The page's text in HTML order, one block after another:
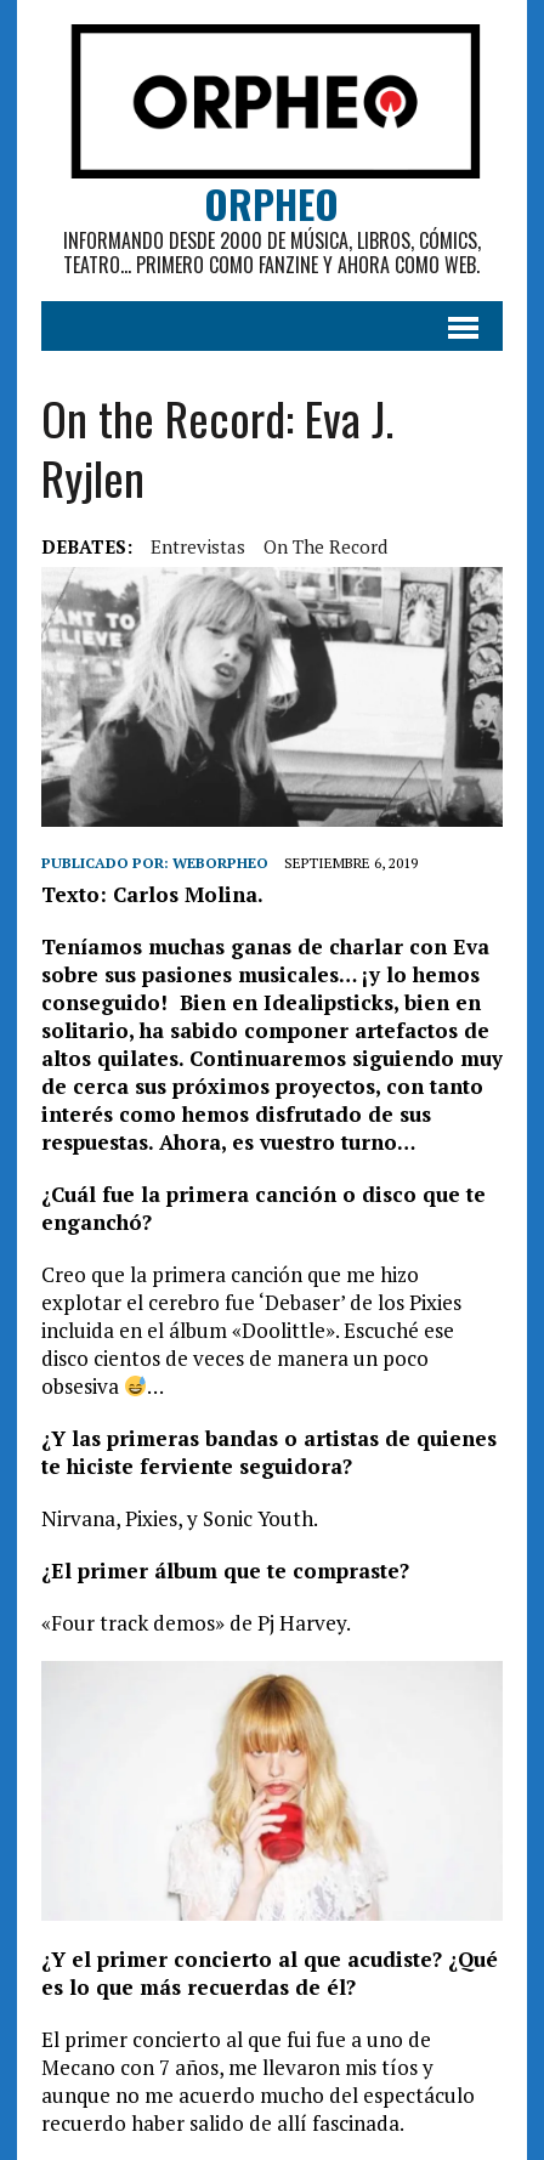
ORPHEO
INFORMANDO DESDE 2000 DE MÚSICA, LIBROS, CÓMICS,
TEATRO... PRIMERO COMO FANZINE Y AHORA COMO WEB.
On the Record: Eva J.
Ryjlen
DEBATES: Entrevistas On The Record
PUBLICADO POR: WEBORPHEO SEPTIEMBRE 6, 2019
Texto: Carlos Molina.
Teníamos muchas ganas de charlar con Eva
sobre sus pasiones musicales… ¡y lo hemos
conseguido! Bien en Idealipsticks, bien en
solitario, ha sabido componer artefactos de
altos quilates. Continuaremos siguiendo muy
de cerca sus próximos proyectos, con tanto
interés como hemos disfrutado de sus
respuestas. Ahora, es vuestro turno…
¿Cuál fue la primera canción o disco que te
enganchó?
Creo que la primera canción que me hizo
explotar el cerebro fue ‘Debaser’ de los Pixies
incluida en el álbum «Doolittle». Escuché ese
disco cientos de veces de manera un poco
obsesiva
…
¿Y las primeras bandas o artistas de quienes
te hiciste ferviente seguidora?
Nirvana, Pixies, y Sonic Youth.
¿El primer álbum que te compraste?
«Four track demos» de Pj Harvey.
¿Y el primer concierto al que acudiste? ¿Qué
es lo que más recuerdas de él?
El primer concierto al que fui fue a uno de
Mecano con 7 años, me llevaron mis tíos y
aunque no me acuerdo mucho del espectáculo
recuerdo haber salido de allí fascinada.